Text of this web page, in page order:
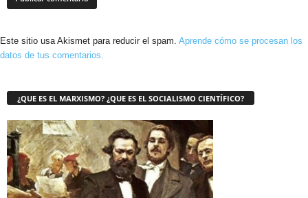
Este sitio usa Akismet para reducir el spam. Aprende cómo se procesan los
datos de tus comentarios.
¿QUE ES EL MARXISMO? ¿QUE ES EL SOCIALISMO CIENTÍFICO?